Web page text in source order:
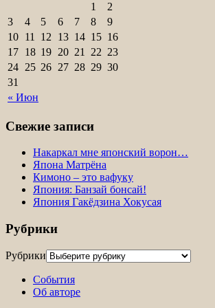
« Июн
1
2
3
4 5 6 7 8
9
10 11 12 13 14 15 16
17 18 19 20 21 22 23
24 25 26 27 28 29 30
31
Свежие записи
Накаркал мне японский ворон…
Япона Матрёна
Кимоно – это вафуку
Япония: Банзай бонсай!
Япония Гакёдзина Хокусая
Рубрики
Рубрики
События
Об авторе